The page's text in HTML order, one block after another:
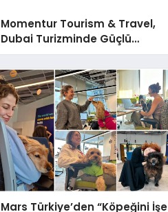
Momentur Tourism & Travel,
Dubai Turizminde Güçlü
Operasyon Ağıyla Fark
Yaratıyor
Mars Türkiye’den “Köpeğini İşe